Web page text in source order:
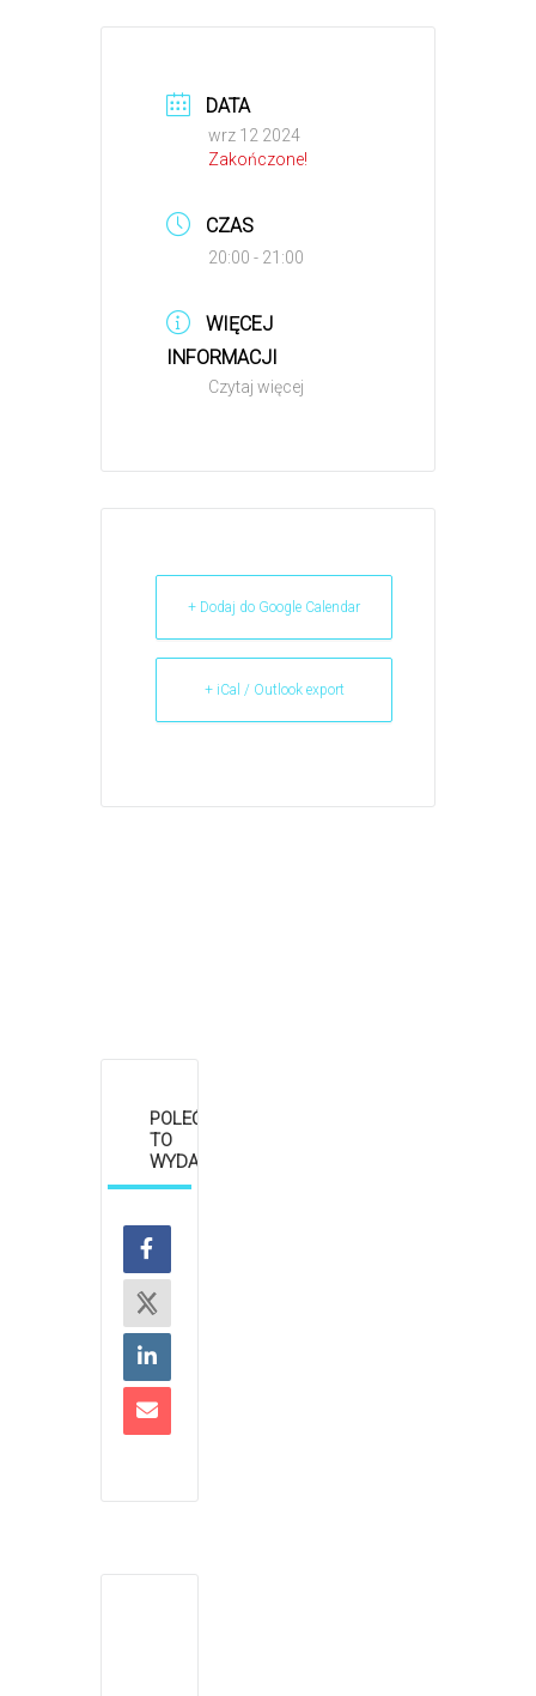
DATA
wrz 12 2024
Zakończone!
CZAS
20:00 - 21:00
WIĘCEJ
INFORMACJI
Czytaj więcej
+ Dodaj do Google Calendar
+ iCal / Outlook export
POLEĆ
TO
WYDARZENIE